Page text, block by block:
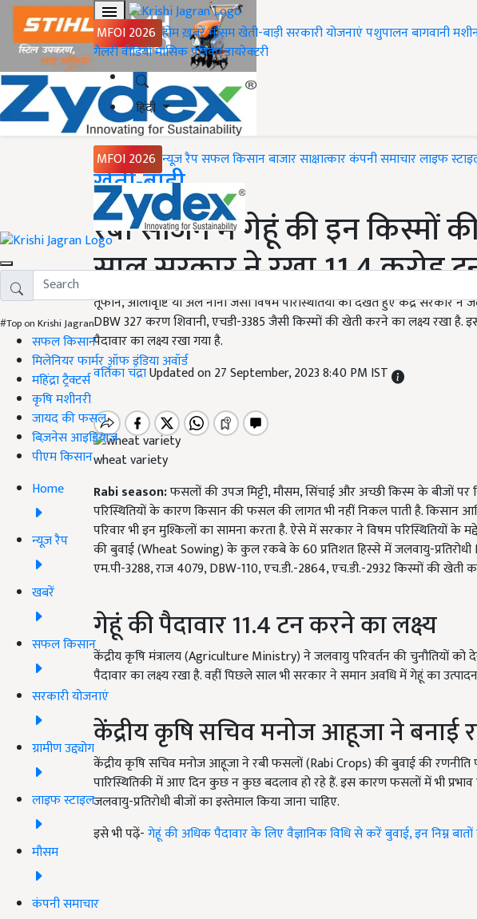
MFOI 2026 होमख़बरेंमौसमखेती-बाड़ीसरकारी योजनाएंपशुपालनबागवानी
गैलरीवीडियोमासिक पत्रिकाडायरेक्टरी
हिंदी
MFOI 2026 न्यूज़ रैपसफल किसानबाजारसाक्षात्कारकंपनी समाचारलाइफ
#Top on Krishi Jagran
सफल किसान
मिलेनियर फार्मर ऑफ इंडिया अवॉर्ड
महिंद्रा ट्रैक्टर्स
कृषि मशीनरी
जायद की फसल
बिज़नेस आइडियाज
पीएम किसान
Home
न्यूज़ रैप
खबरें
सफल किसान
सरकारी योजनाएं
ग्रामीण उद्द्योग
लाइफ स्टाइल
मौसम
कंपनी समाचार
Home
खेती-बाड़ी
रबी सीजन में गेहूं की इन किस्मों
साल सरकार ने रखा 11.4 करोड़
तूफान, ओलावृष्टि या अल नीनो जैसी विषम परिस्थितियों को देखते हुए केंद्र सरकार ने
DBW 327 करण शिवानी, एचडी-3385 जैसी किस्मों की खेती करने का लक्ष्य रखा है.
पैदावार का लक्ष्य रखा गया है.
वर्तिका चंद्राUpdated on 27 September, 2023 8:40 PM IST
wheat variety
Rabi season:फसलों की उपज मिट्टी, मौसम, सिंचाई और अच्छी किस्म के बीजों पर
परिस्थितियों के कारण किसान की फसल की लागत भी नहीं निकल पाती है. किसान
परिवार भी इन मुश्किलों का सामना करता है. ऐसे में सरकार ने विषम परिस्थितियों के
की बुवाई (Wheat Sowing)के कुल रकबे के60प्रतिशत हिस्से में जलवायु-प्रतिरोधी
एम.पी-3288,राज4079, DBW-110,एच.डी.-2864,एच.डी.-2932किस्मों की खेती
गेहूं की पैदावार11.4टन करने का लक्ष्य
केंद्रीय कृषि मंत्रालय (Agriculture Ministry)ने जलवायु परिवर्तन की चुनौतियों
पैदावार का लक्ष्य रखा है. वहीं पिछले साल भी सरकार ने समान अवधि में गेहूं का उत्पादन
केंद्रीय कृषि सचिव मनोज आहूजा ने बनाई
केंद्रीय कृषि सचिव मनोज आहूजा ने रबी फसलों (Rabi Crops)की बुवाई की
पारिस्थितिकी में आए दिन कुछ न कुछ बदलाव हो रहे हैं. इस कारण फसलों में भी
जलवायु-प्रतिरोधी बीजों का इस्तेमाल किया जाना चाहिए.
इसे भी पढ़ें-गेहूं की अधिक पैदावार के लिए वैज्ञानिक विधि से करें बुवाई, इन निम्न